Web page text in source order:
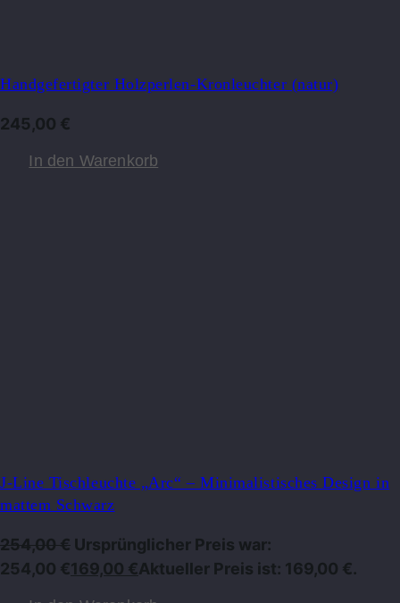
Handgefertigter Holzperlen-Kronleuchter (natur)
245,00 €
In den Warenkorb
J-Line Tischleuchte „Arc“ – Minimalistisches Design in
mattem Schwarz
254,00€ Ursprünglicher Preis war:
254,00 €169,00 €Aktueller Preis ist: 169,00 €.